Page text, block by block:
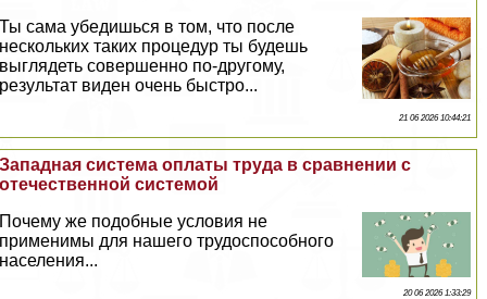
Ты сама убедишься в том, что после
нескольких таких процедур ты будешь
выглядеть совершенно по-другому,
результат виден очень быстро...
21 06 2026 10:44:21
Западная система оплаты труда в сравнении с
отечественной системой
Почему же подобные условия не
применимы для нашего трудоспособного
населения...
20 06 2026 1:33:29